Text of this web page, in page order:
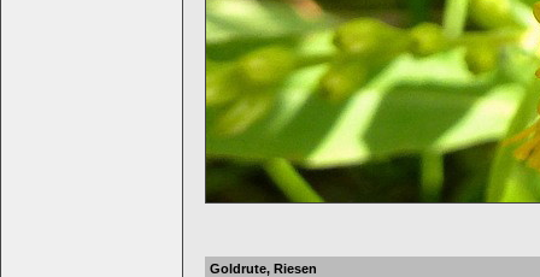
Goldrute, Riesen